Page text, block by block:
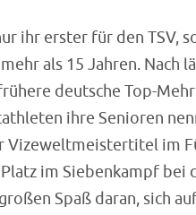
ihr erster für den TSV,
als 15 Jahren. Nach
deutsche Top-
ihre Senioren
Vizeweltmeistertitel im
im Siebenkampf bei
Spaß daran, sich